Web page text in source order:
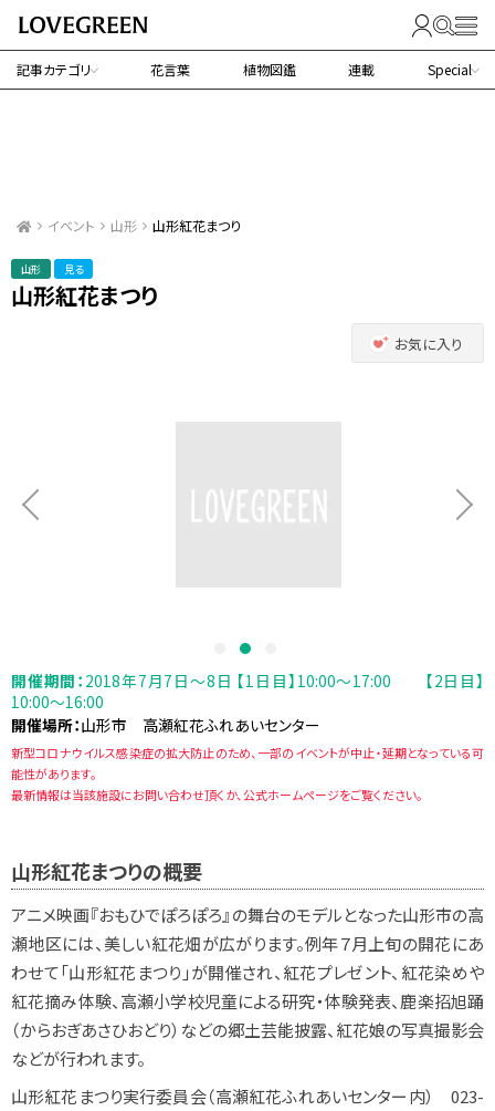
記事カテゴリ 花言葉 植物図鑑 連載 Special
イベント 山形 山形紅花まつり
山形 見る
山形紅花まつり
お気に入り
開催期間： 2018年7月7日～8日 【1日目】10:00～17:00 【2日目】
10:00～16:00
開催場所：山形市 高瀬紅花ふれあいセンター
新型コロナウイルス感染症の拡大防止のため、一部のイベントが中止・延期となっている可
能性があります。
最新情報は当該施設にお問い合わせ頂くか、公式ホームページをご覧ください。
山形紅花まつりの概要
アニメ映画『おもひでぽろぽろ』の舞台のモデルとなった山形市の高
瀬地区には、美しい紅花畑が広がります。例年７月上旬の開花にあ
わせて「山形紅花まつり」が開催され、紅花プレゼント、紅花染めや
紅花摘み体験、高瀬小学校児童による研究・体験発表、鹿楽招旭踊
（からおぎあさひおどり）などの郷土芸能披露、紅花娘の写真撮影会
などが行われます。
山形紅花まつり実行委員会（高瀬紅花ふれあいセンター内） 023-